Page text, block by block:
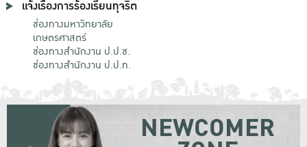
แจ้งเรื่องการร้องเรียนทุจริต
ช่องทางมหาวิทยาลัย
เกษตรศาสตร์
ช่องทางสำนักงาน ป.ป.ช.
ช่องทางสำนักงาน ป.ป.ท.
NEWCOMER